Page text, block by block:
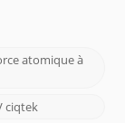
atomique à
ciqtek